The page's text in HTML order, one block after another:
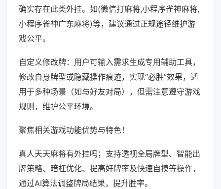
确实存在此类外挂。如(微信打麻将,小程序雀神麻将,
小程序雀神广东麻将)等，建议通过正规途径维护游
戏公平。
自定义修改牌：用户可输入需求生成专用辅助工具，
修改自身牌型或隐藏操作痕迹，实现“必胜”效果，适
用于多种场景（如与好友对局），但需注意遵守游戏
规则，维护公平环境。
聚焦相关游戏功能优势与特色！
真人天天麻将有外挂吗；支持透视全局牌型、智能出
牌策略、暗杠优化、提高好牌率及快速自摸等操作，
通过AI算法调整牌局结果，提升胜率。